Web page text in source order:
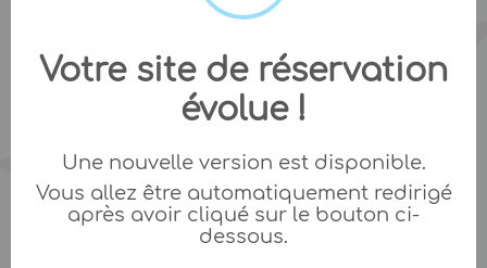
Votre site de réservation
évolue !
Une nouvelle version est disponible.
Vous allez être automatiquement redirigé
après avoir cliqué sur le bouton ci-
dessous.